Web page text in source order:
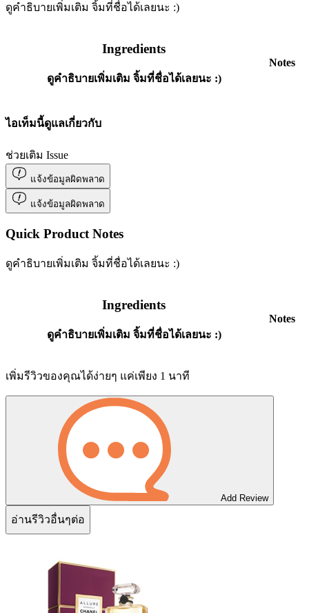
ดูคำธิบายเพิ่มเติม จิ้มที่ชื่อได้เลยนะ :)
Ingredients
ดูคำธิบายเพิ่มเติม จิ้มที่ชื่อได้เลยนะ :)
Notes
ไอเท็มนี้ดูแลเกี่ยวกับ
ช่วยเติม Issue
แจ้งข้อมูลผิดพลาด
แจ้งข้อมูลผิดพลาด
Quick Product Notes
ดูคำธิบายเพิ่มเติม จิ้มที่ชื่อได้เลยนะ :)
Ingredients
ดูคำธิบายเพิ่มเติม จิ้มที่ชื่อได้เลยนะ :)
Notes
เพิ่มรีวิวของคุณได้ง่ายๆ แค่เพียง 1 นาที
Add Review
อ่านรีวิวอื่นๆต่อ